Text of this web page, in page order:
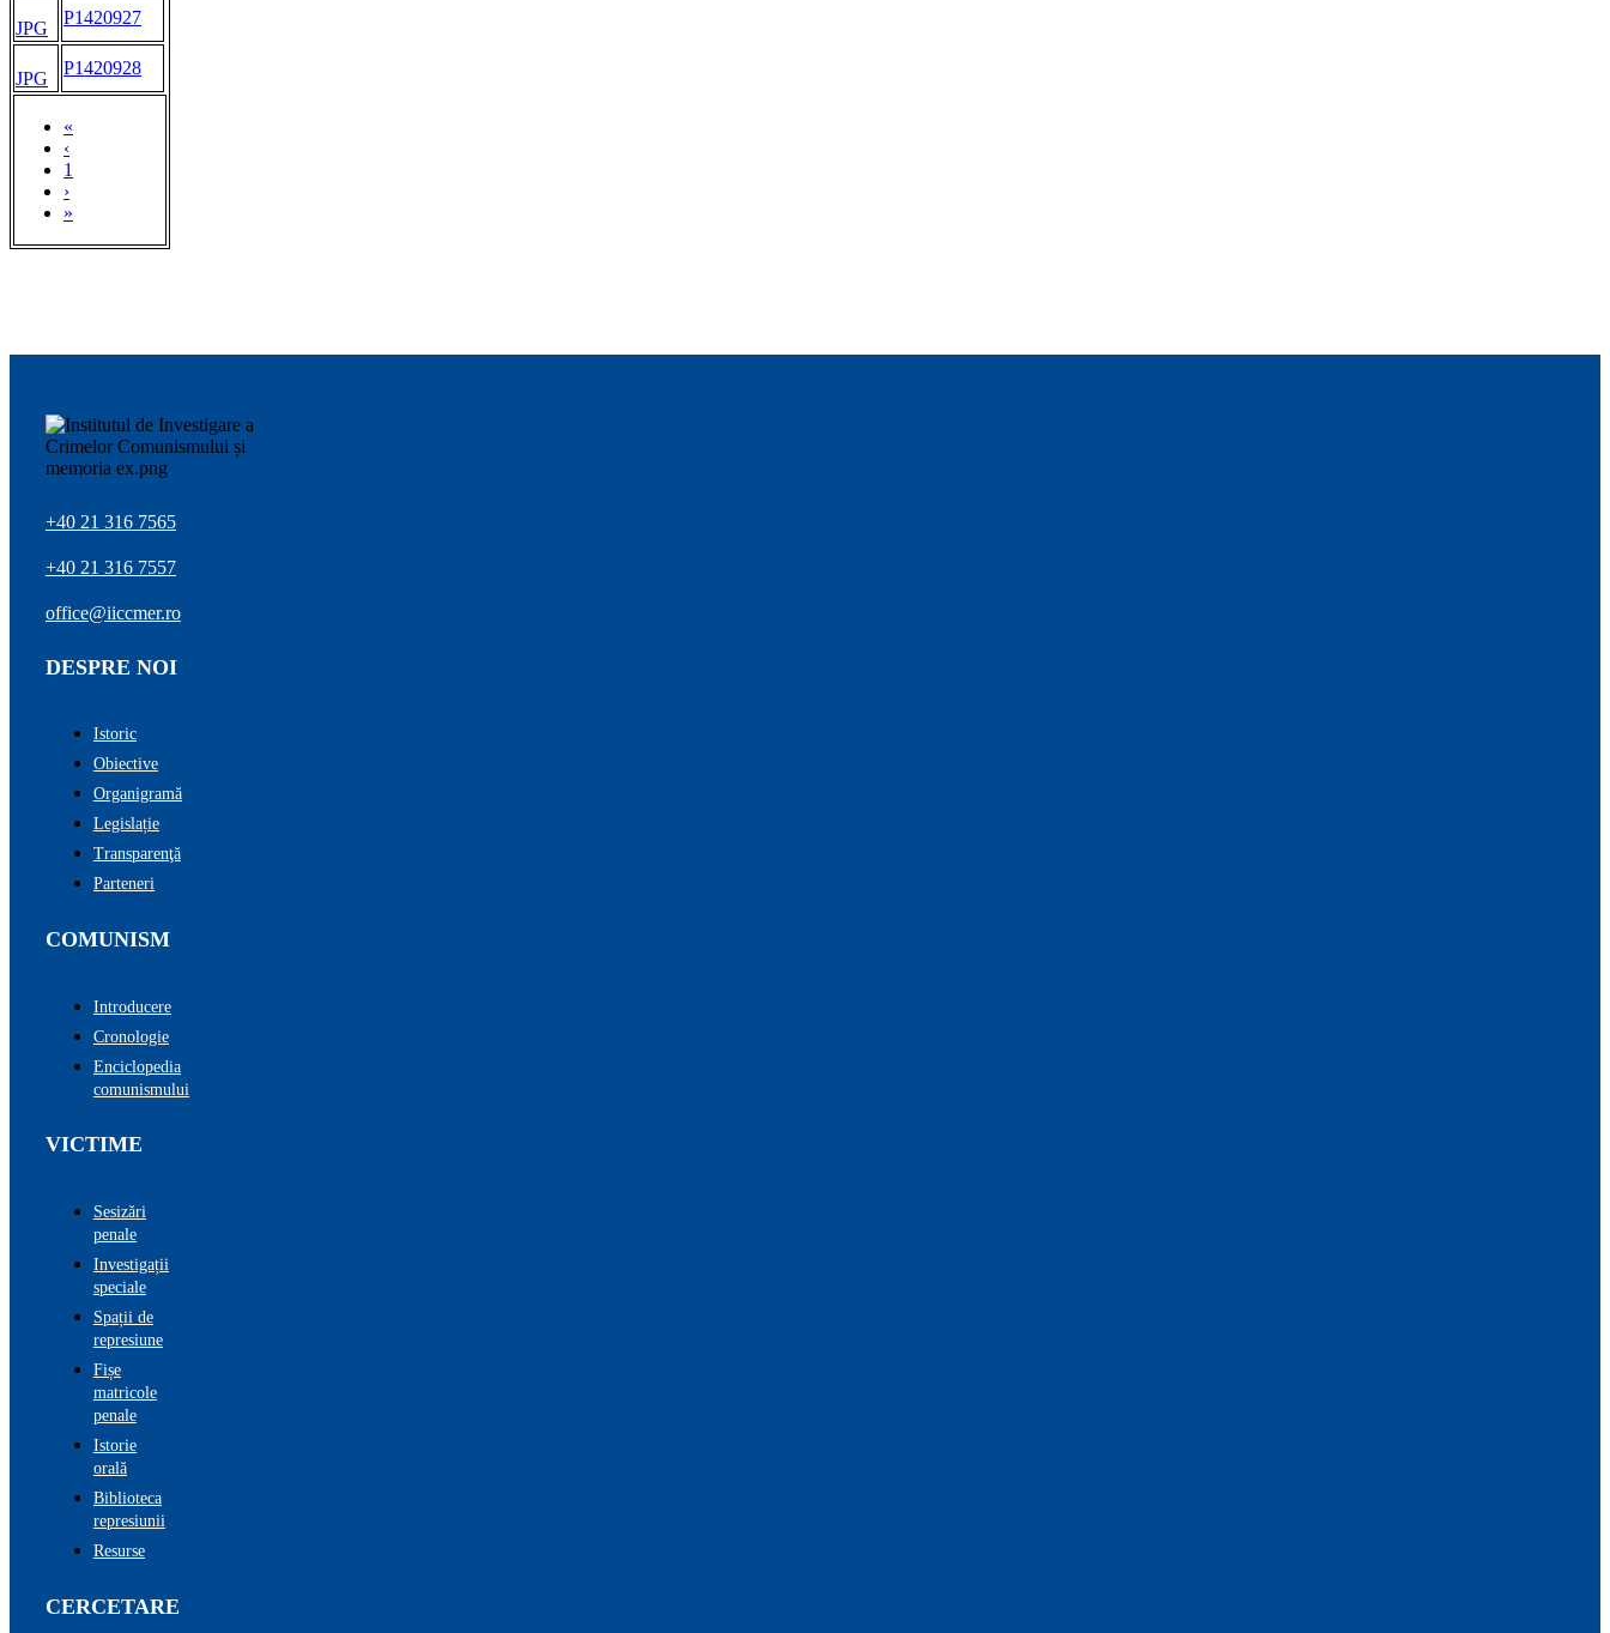
«
‹
1
›
»
JPG
P1420927
JPG
P1420928
+40 21 316 7565
+40 21 316 7557
office@iiccmer.ro
DESPRE NOI
Istoric
Obiective
Organigramă
Legislație
Transparenţă
Parteneri
COMUNISM
Introducere
Cronologie
Enciclopedia
comunismului
VICTIME
Sesizări
penale
Investigații
speciale
Spații de
represiune
Fișe
matricole
penale
Istorie
orală
Biblioteca
represiunii
Resurse
CERCETARE